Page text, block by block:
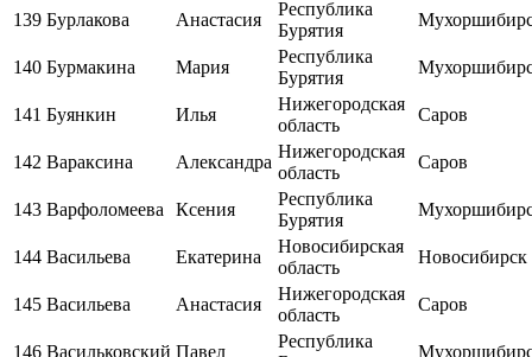
139 Бурлакова Анастасия
Республика
Бурятия
140 Бурмакина Мария
Республика
Бурятия
141 Буянкин Илья
Нижегородская
область
Саров
142 Вараксина Александра
Нижегородская
область
Саров
143 Варфоломеева Ксения
Республика
Бурятия
144 Васильева Екатерина
Новосибирская
область
Новосибирск
145 Васильева Анастасия
Нижегородская
область
Саров
146 Васильковский Павел
Республика